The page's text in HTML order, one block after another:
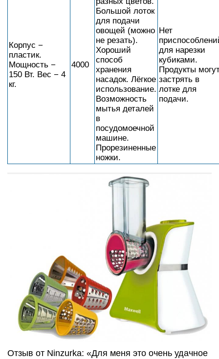
Корпус −
пластик.
Мощность −
150 Вт. Вес − 4
кг.
4000
Большой лоток
для подачи
овощей (можно
не резать).
Хороший
способ
хранения
насадок. Лёгкое
использование.
Возможность
мытья деталей
в
посудомоечной
машине.
Прорезиненные
ножки.
Нет
для нарезки
кубиками.
Продукты
застрять в
лотке для
подачи.
Отзыв от Ninzurka: «Для меня это очень удачное